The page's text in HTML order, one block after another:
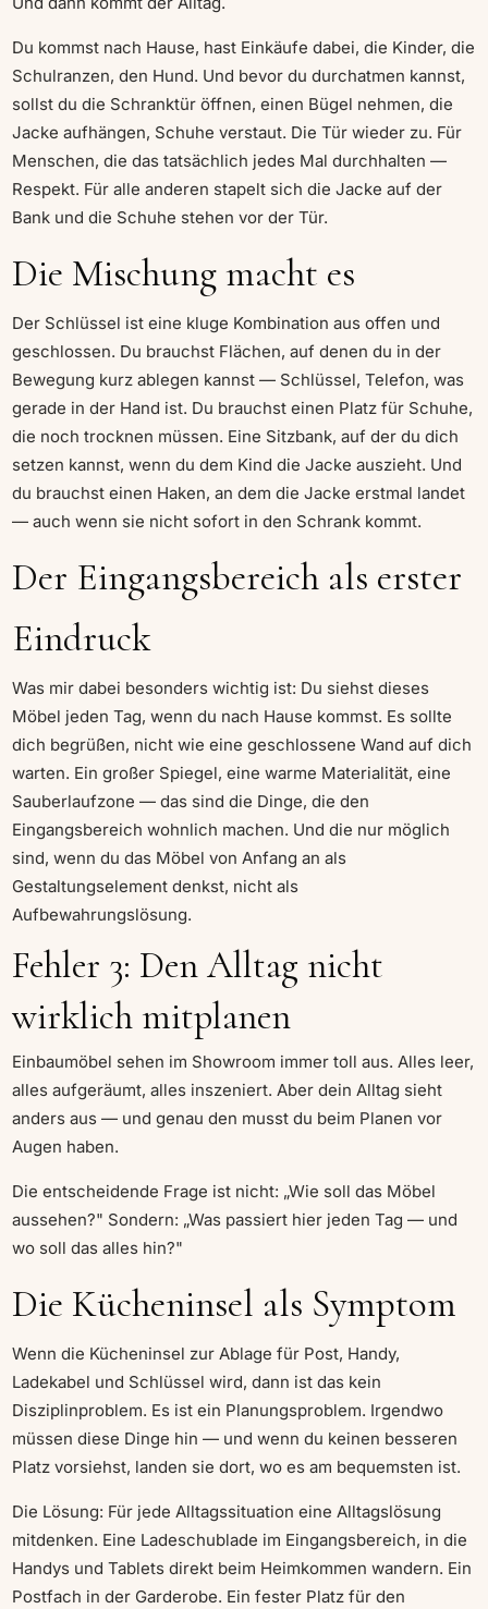
Du kommst nach Hause, hast Einkäufe dabei, die Kinder, die
Schulranzen, den Hund. Und bevor du durchatmen kannst,
sollst du die Schranktür öffnen, einen Bügel nehmen, die
Jacke aufhängen, Schuhe verstaut. Die Tür wieder zu. Für
Menschen, die das tatsächlich jedes Mal durchhalten —
Respekt. Für alle anderen stapelt sich die Jacke auf der
Bank und die Schuhe stehen vor der Tür.
Die Mischung macht es
Der Schlüssel ist eine kluge Kombination aus offen und
geschlossen. Du brauchst Flächen, auf denen du in der
Bewegung kurz ablegen kannst — Schlüssel, Telefon, was
gerade in der Hand ist. Du brauchst einen Platz für Schuhe,
die noch trocknen müssen. Eine Sitzbank, auf der du dich
setzen kannst, wenn du dem Kind die Jacke auszieht. Und
du brauchst einen Haken, an dem die Jacke erstmal landet
— auch wenn sie nicht sofort in den Schrank kommt.
Der Eingangsbereich als erster
Eindruck
Was mir dabei besonders wichtig ist: Du siehst dieses
Möbel jeden Tag, wenn du nach Hause kommst. Es sollte
dich begrüßen, nicht wie eine geschlossene Wand auf dich
warten. Ein großer Spiegel, eine warme Materialität, eine
Sauberlaufzone — das sind die Dinge, die den
Eingangsbereich wohnlich machen. Und die nur möglich
sind, wenn du das Möbel von Anfang an als
Gestaltungselement denkst, nicht als
Aufbewahrungslösung.
Fehler 3: Den Alltag nicht
wirklich mitplanen
Einbaumöbel sehen im Showroom immer toll aus. Alles leer,
alles aufgeräumt, alles inszeniert. Aber dein Alltag sieht
anders aus — und genau den musst du beim Planen vor
Augen haben.
Die entscheidende Frage ist nicht: „Wie soll das Möbel
aussehen?" Sondern: „Was passiert hier jeden Tag — und
wo soll das alles hin?"
Die Kücheninsel als Symptom
Wenn die Kücheninsel zur Ablage für Post, Handy,
Ladekabel und Schlüssel wird, dann ist das kein
Disziplinproblem. Es ist ein Planungsproblem. Irgendwo
müssen diese Dinge hin — und wenn du keinen besseren
Platz vorsiehst, landen sie dort, wo es am bequemsten ist.
Die Lösung: Für jede Alltagssituation eine Alltagslösung
mitdenken. Eine Ladeschublade im Eingangsbereich, in die
Handys und Tablets direkt beim Heimkommen wandern. Ein
Postfach in der Garderobe. Ein fester Platz für den